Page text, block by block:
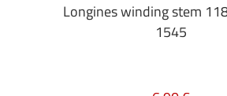
Longines winding stem
1545